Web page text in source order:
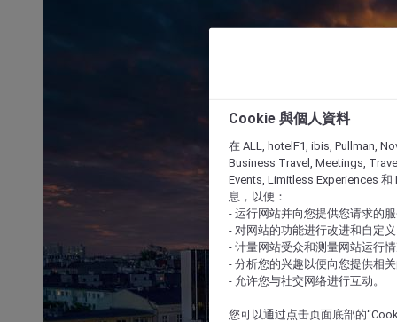
Cookie 與個人資料
在 ALL, hotelF1, ibis, Pullman,
Business Travel, Meetings,
Events, Limitless Experiences 和
息，以便：
- 运行网站并向您提供您请求的
- 对网站的功能进行改进和自定义
- 计量网站受众和测量网站运行
- 分析您的兴趣以便向您提供相
- 允许您与社交网络进行互动。
您可以通过点击页面底部的